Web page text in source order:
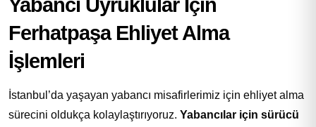
Yabancı Uyruklular İçin
Ferhatpaşa Ehliyet Alma
İşlemleri
İstanbul’da yaşayan yabancı misafirlerimiz için ehliyet alma
sürecini oldukça kolaylaştırıyoruz. Yabancılar için sürücü